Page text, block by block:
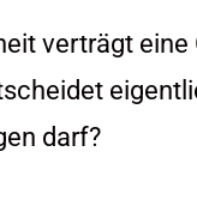
verträgt
darf?